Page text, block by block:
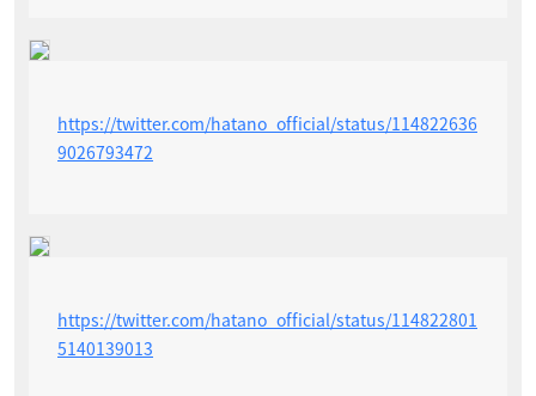
https://twitter.com/hatano_official/status/114822636
9026793472
https://twitter.com/hatano_official/status/114822801
5140139013